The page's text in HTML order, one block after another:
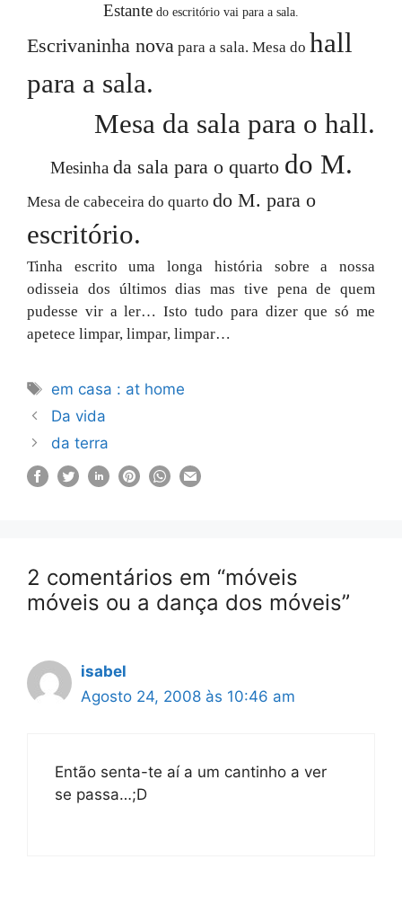
Estante do escritório vai para a sala.
Escrivaninha nova para a sala. Mesa do hall
para a sala.
Mesa da sala para o hall.
Mesinha da sala para o quarto do M.
Mesa de cabeceira do quarto do M. para o
escritório.
Tinha escrito uma longa história sobre a nossa
odisseia dos últimos dias mas tive pena de quem
pudesse vir a ler… Isto tudo para dizer que só me
apetece limpar, limpar, limpar…
Etiquetas
em casa : at home
Da vida
da terra
2 comentários em “móveis
móveis ou a dança dos móveis”
isabel
Agosto 24, 2008 às 10:46 am
Então senta-te aí a um cantinho a ver
se passa…;D